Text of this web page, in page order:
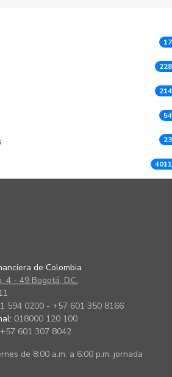
de Colombia
4 - 49 Bogotá, D.C.
594 0200 - +57 601 350 8166
018000 120 100
+57 601 307 8042
de 8:00 a.m. a 6:00 p.m. jornada